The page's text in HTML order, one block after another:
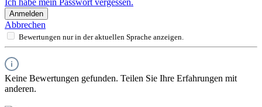
Anmelden
Abbrechen
Bewertungen nur in der aktuellen Sprache anzeigen.
Keine Bewertungen gefunden. Teilen Sie Ihre Erfahrungen mit
anderen.